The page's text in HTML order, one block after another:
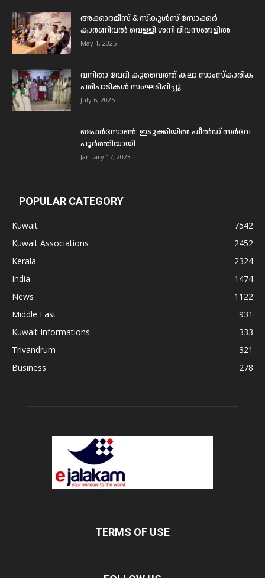
അക്കാദമീസ് & സ്കൂൾസ് സോക്കർ
കാർണിവൽ വെള്ളി ശനി ദിവസങ്ങളിൽ
May 1, 2025
വനിതാ വേദി കുവൈത്ത് കലാ സാംസ്കാരിക
പരിപാടികൾ സംഘടിപ്പിച്ചു
July 6, 2025
ബഫര്‍സോണ്‍: ഇടുക്കിയില്‍ ഫീല്‍ഡ് സര്‍വേ
പൂര്‍ത്തിയായി
January 17, 2023
POPULAR CATEGORY
Kuwait
7542
Kuwait Associations
2452
Kerala
2324
India
1474
News
1122
Middle East
931
Kuwait Informations
333
Trivandrum
321
Business
278
TERMS OF USE